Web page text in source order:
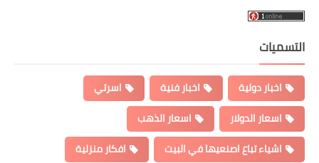
التسميات
اخبار دولية اخبار فنية
اسرتي
اسعار الدولار
اسعار الذهب
اشياء تباع اصنعيها في البيت
افكار منزلية